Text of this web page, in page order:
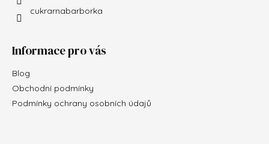
cukrarnabarborka
Informace pro vás
Blog
Obchodní podmínky
Podmínky ochrany osobních údajů